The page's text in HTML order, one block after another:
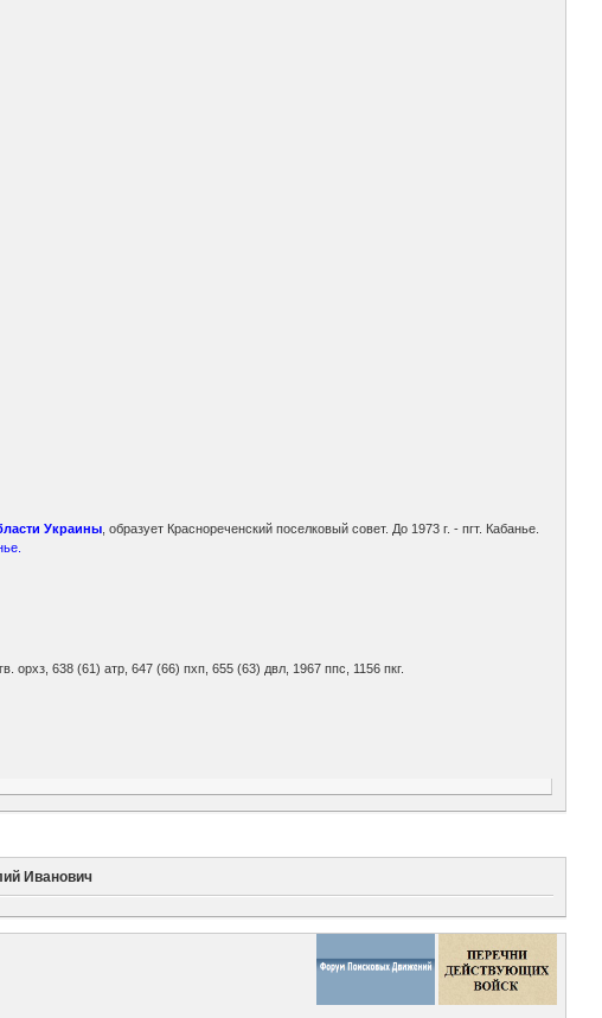
Украины , образует Краснореченский поселковый совет. До 1973 г. - пгт. Кабанье.
орхз, 638 (61) атр, 647 (66) пхп, 655 (63) двл, 1967 ппс, 1156 пкг.
Иванович